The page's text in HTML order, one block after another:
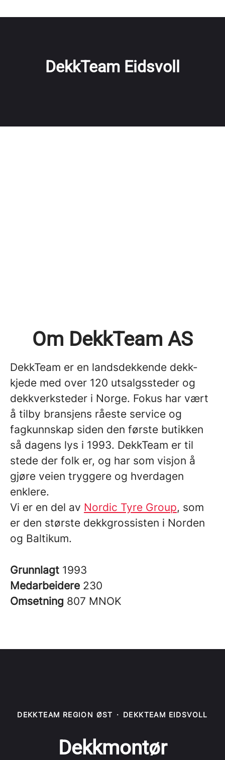
DekkTeam Eidsvoll
Om DekkTeam AS
DekkTeam er en landsdekkende dekk-
kjede med over 120 utsalgssteder og
dekkverksteder i Norge. Fokus har vært
å tilby bransjens råeste service og
fagkunnskap siden den første butikken
så dagens lys i 1993. DekkTeam er til
stede der folk er, og har som visjon å
gjøre veien tryggere og hverdagen
enklere.
Vi er en del av Nordic Tyre Group, som
er den største dekkgrossisten i Norden
og Baltikum.
Grunnlagt 1993
Medarbeidere 230
Omsetning 807 MNOK
DEKKTEAM REGION ØST · DEKKTEAM EIDSVOLL
Dekkmontør